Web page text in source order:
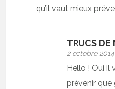
qu’il vaut mieux
TRUCS DE
2 octobre
Hello ! Oui il
prévenir que